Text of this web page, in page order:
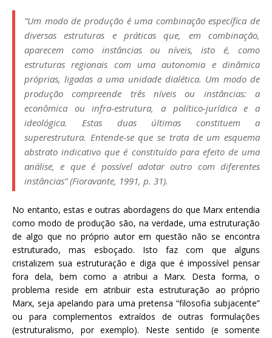
“Um modo de produção é uma combinação específica de
diversas estruturas e práticas que, em combinação,
aparecem como instâncias ou níveis, isto é, como
estruturas regionais com uma autonomia e dinâmica
próprias, ligadas a uma unidade dialética. Um modo de
produção compreende três níveis ou instâncias: a
econômica ou infra-estrutura, a político-jurídica e a
ideológica. Estas duas últimas constituem a
superestrutura. Entende-se que se trata de um esquema
abstrato indicativo que é constituído para efeito de uma
análise, e que é possível adotar outro com diferentes
instâncias” (Fioravante, 1991, p. 31).
No entanto, estas e outras abordagens do que Marx entendia
como modo de produção são, na verdade, uma estruturação
de algo que no próprio autor em questão não se encontra
estruturado, mas esboçado. Isto faz com que alguns
cristalizem sua estruturação e diga que é impossível pensar
fora dela, bem como a atribui a Marx. Desta forma, o
problema reside em atribuir esta estruturação ao próprio
Marx, seja apelando para uma pretensa “filosofia subjacente”
ou para complementos extraídos de outras formulações
(estruturalismo, por exemplo). Neste sentido (e somente